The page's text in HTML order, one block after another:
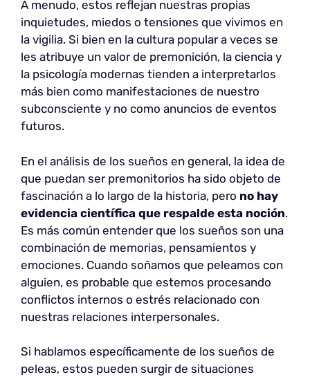
A menudo, estos reflejan nuestras propias
inquietudes, miedos o tensiones que vivimos en
la vigilia. Si bien en la cultura popular a veces se
les atribuye un valor de premonición, la ciencia y
la psicología modernas tienden a interpretarlos
más bien como manifestaciones de nuestro
subconsciente y no como anuncios de eventos
futuros.
En el análisis de los sueños en general, la idea de
que puedan ser premonitorios ha sido objeto de
fascinación a lo largo de la historia, pero no hay
evidencia científica que respalde esta noción.
Es más común entender que los sueños son una
combinación de memorias, pensamientos y
emociones. Cuando soñamos que peleamos con
alguien, es probable que estemos procesando
conflictos internos o estrés relacionado con
nuestras relaciones interpersonales.
Si hablamos específicamente de los sueños de
peleas, estos pueden surgir de situaciones